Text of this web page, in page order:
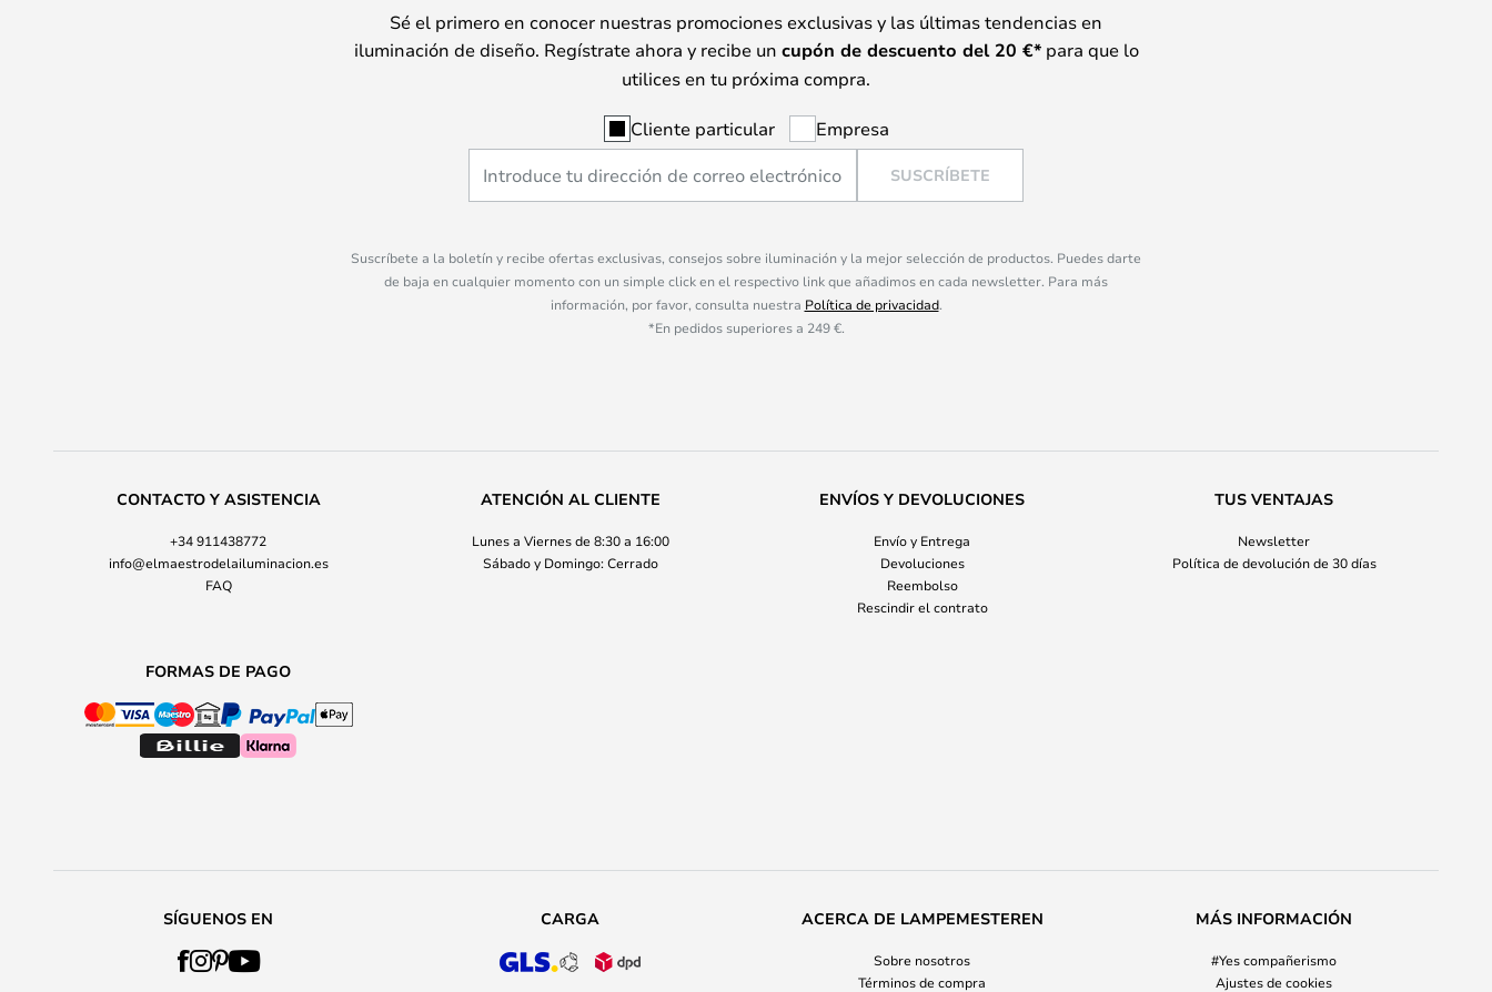
Sé el primero en conocer nuestras promociones exclusivas y las últimas tendencias en
iluminación de diseño. Regístrate ahora y recibe un cupón de descuento del 20 €*para que lo
utilices en tu próxima compra.
Cliente particular Empresa
SUSCRÍBETE
Suscríbete a la boletín y recibe ofertas exclusivas, consejos sobre iluminación y la mejor selección de productos. Puedes darte
de baja en cualquier momento con un simple click en el respectivo link que añadimos en cada newsletter. Para más
información, por favor, consulta nuestra Política de privacidad.
*En pedidos superiores a 249 €.
CONTACTO Y ASISTENCIA
+34 911438772
info@elmaestrodelailuminacion.es
FAQ
ATENCIÓN AL CLIENTE
Lunes a Viernes de 8:30 a 16:00
Sábado y Domingo: Cerrado
ENVÍOS Y DEVOLUCIONES
Envío y Entrega
Devoluciones
Reembolso
Rescindir el contrato
TUS VENTAJAS
Newsletter
Política de devolución de 30 días
FORMAS DE PAGO
SÍGUENOS EN CARGA ACERCA DE LAMPEMESTEREN
Sobre nosotros
Términos de compra
MÁS INFORMACIÓN
#Yes compañerismo
Ajustes de cookies